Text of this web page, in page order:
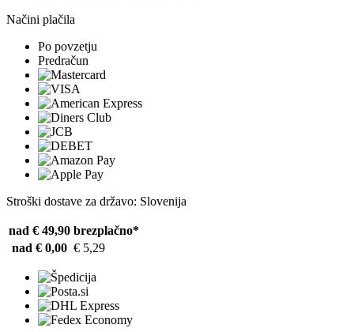
Načini plačila
Po povzetju
Predračun
Stroški dostave za državo: Slovenija
nad € 49,90 brezplačno*
nad € 0,00 € 5,29